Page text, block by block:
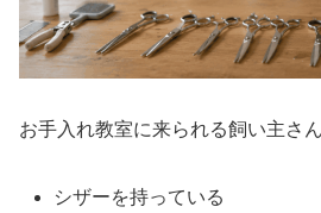
お手入れ教室に来られる飼い主さ
シザーを持っている